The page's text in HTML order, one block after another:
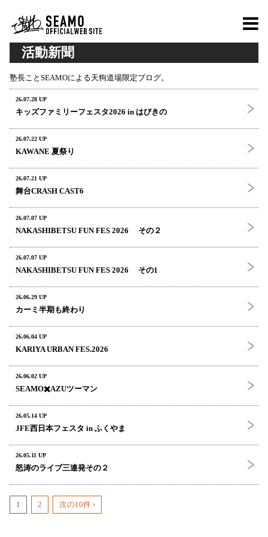
活動新聞
塾長ことSEAMOによる天狗道場限定ブログ。
26.07.28 UP
キッズファミリーフェスタ2026 in はびきの
26.07.22 UP
KAWANE 夏祭り
26.07.21 UP
舞台CRASH CAST6
26.07.07 UP
NAKASHIBETSU FUN FES 2026 その２
26.07.07 UP
NAKASHIBETSU FUN FES 2026 その1
26.06.29 UP
カーミ半期も終わり
26.06.04 UP
KARIYA URBAN FES.2026
26.06.02 UP
SEAMO✖️AZUツーマン
26.05.14 UP
JFE西日本フェスタ in ふくやま
26.05.11 UP
怒涛のライブ三連発その２
1 2 次の10件 ›